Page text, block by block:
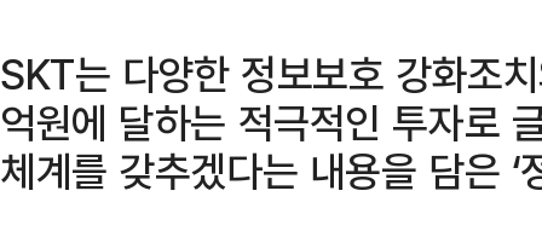
SKT는 다양한 정보보호 강화조
억원에 달하는 적극적인 투자로
체계를 갖추겠다는 내용을 담은 ‘